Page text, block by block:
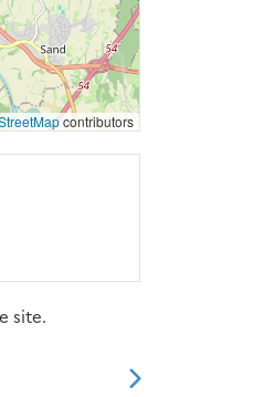
contributors
site.